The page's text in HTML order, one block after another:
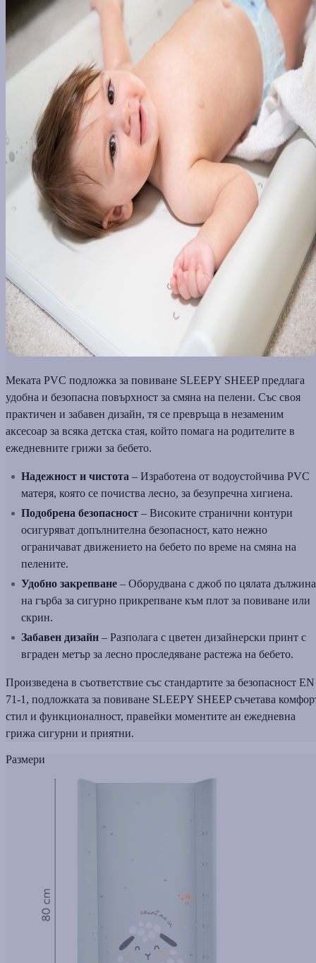
Меката PVC подложка за повиване SLEEPY SHEEP предлага
удобна и безопасна повърхност за смяна на пелени. Със своя
практичен и забавен дизайн, тя се превръща в незаменим
аксесоар за всяка детска стая, който помага на родителите в
ежедневните грижи за бебето.
Надежност и чистота – Изработена от водоустойчива PVC
матеря, която се почиства лесно, за безупречна хигиена.
Подобрена безопасност – Високите странични контури
осигуряват допълнителна безопасност, като нежно
ограничават движението на бебето по време на смяна на
пелените.
Удобно закрепване – Оборудвана с джоб по цялата дължина
на гърба за сигурно прикрепване към плот за повиване или
скрин.
Забавен дизайн – Разполага с цветен дизайнерски принт с
вграден метър за лесно проследяване растежа на бебето.
Произведена в съответствие със стандартите за безопасност EN
71-1, подложката за повиване SLEEPY SHEEP съчетава
стил и функционалност, правейки моментите ан ежедневна
грижа сигурни и приятни.
Размери